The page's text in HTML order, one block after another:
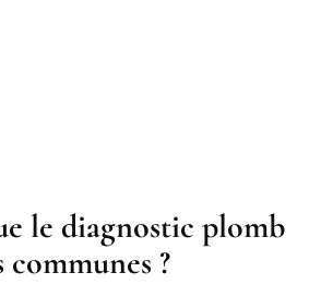
le diagnostic plomb
?